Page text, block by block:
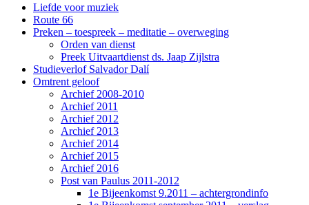
Liefde voor muziek
Route 66
Preken – toespreek – meditatie – overweging
Orden van dienst
Preek Uitvaartdienst ds. Jaap Zijlstra
Studieverlof Salvador Dalí
Omtrent geloof
Archief 2008-2010
Archief 2011
Archief 2012
Archief 2013
Archief 2014
Archief 2015
Archief 2016
Post van Paulus 2011-2012
1e Bijeenkomst 9.2011 – achtergrondinfo